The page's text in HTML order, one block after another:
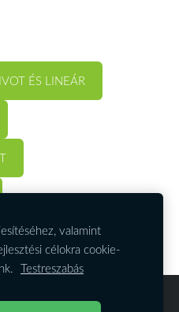
ÉS LINEÁR
fájlok
valamint
célokra cookie-
Testreszabás